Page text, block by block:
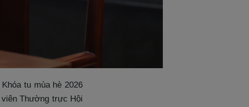
tu mùa hè 2026
Thường trực Hội